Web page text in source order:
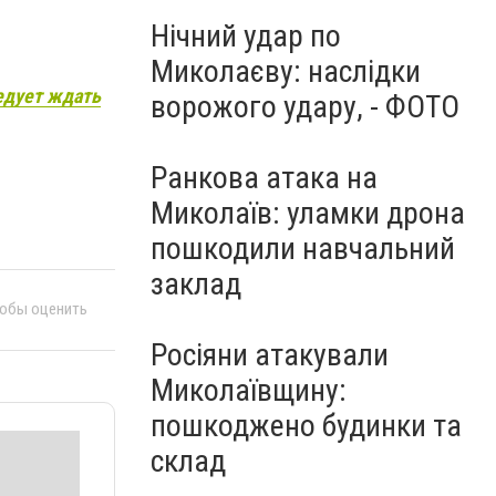
ждать
оценить
Нічний удар по
Миколаєву: наслідки
ворожого удару, - ФОТО
Ранкова атака на
Миколаїв: уламки дрона
пошкодили навчальний
заклад
Росіяни атакували
Миколаївщину:
пошкоджено будинки та
склад